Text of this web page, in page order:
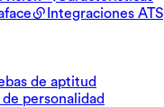
Integraciones ATS
de aptitud
de personalidad